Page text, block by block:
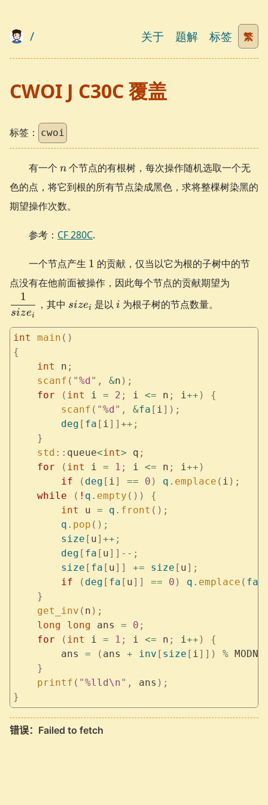
/ 关于 题解 标签 繁
CWOI J C30C 覆盖
标签： cwoi
有一个 n
n 个节点的有根树，每次操作随机选取一个无
色的点，将它到根的所有节点染成黑色，求将整棵树染黑的
期望操作次数。
参考： CF 280C.
一个节点产生 1
1 的贡献，仅当以它为根的子树中的节
点没有在他前面被操作，因此每个节点的贡献期望为
sizei
1
，其中 size_i
sizei 是以i
i 为根子树的节点数量。
int main ()
{
    int
n ;
    scanf
( "%d" , &n );
    for
( int i = 2 ; i <= n ; i++ )
{
        scanf
( "%d" , &fa [ i]);
        deg
[ fa [ i]] ++ ;
    }
    std
:: queue<int> q ;
    for
( int i = 1 ; i <= n ; i++ )
        if
( deg [ i] == 0 ) q . emplace ( i );
    while
( ! q . empty ())
{
        int
u = q . front ();
        q
. pop ();
        size
[ u] ++ ;
        deg
[ fa [ u]] -- ;
        size
[ fa [ u]] += size [ u];
        if
( deg [ fa [ u]] == 0 ) q . emplace ( fa
    }
    get_inv
( n );
    long
long ans = 0 ;
    for
( int i = 1 ; i <= n ; i++ )
{
        ans
= ( ans + inv [ size [ i]]) % MODN
    }
    printf
( "%lld\n" , ans );
}